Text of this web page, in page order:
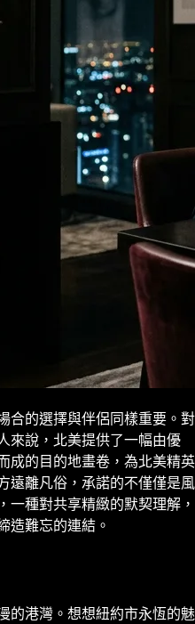
合的選擇與伴侶同樣重要。對
來說，北美提供了一幅由優
成的目的地畫卷，為北美精英
遠離凡俗，承諾的不僅僅是風
一種對共享精緻的默契理解，
造難忘的連結。
的港灣。想想紐約市永恆的魅